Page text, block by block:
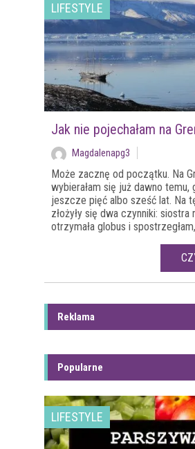
LIFESTYLE
Jak nie pojechałam na
Magdalenapg3
Może zacznę od początku. Na
wybierałam się już dawno temu,
jeszcze pięć albo sześć lat. Na
złożyły się dwa czynniki: siostra
otrzymała globus i
Reklama
Popularne
LIFESTYLE